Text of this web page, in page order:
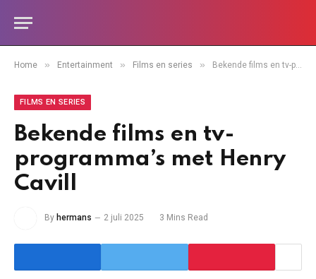
Home » Entertainment » Films en series » Bekende films en tv-programma’s met Henry Cavill
FILMS EN SERIES
Bekende films en tv-
programma’s met Henry
Cavill
By hermans 2 juli 2025 3 Mins Read